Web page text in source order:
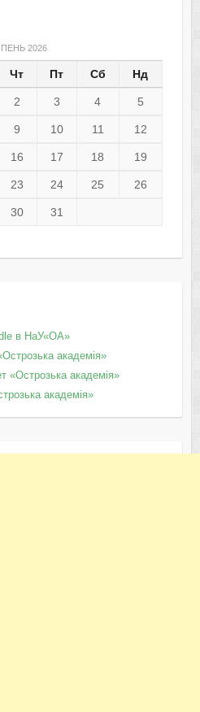
2026
Чт Пт Сб Нд
2 3 4 5
9 10 11 12
16 17 18 19
23 24 25 26
30
31
в НаУ«ОА»
академія»
«Острозька академія»
академія»